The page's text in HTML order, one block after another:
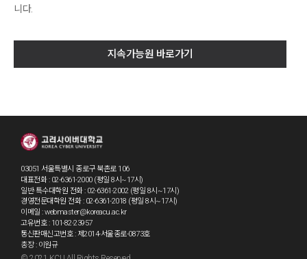
니다.
지속가능원 바로가기
03051 서울특별시 종로구 북촌로 106
대표전화 : 02-6361-2000 (평일 8시~17시)
일반·특수대학원 전화 : 02-6361-2002 (평일 8시~17시)
경영전문대학원 전화 : 02-6361-2018 (평일 8시~17시)
이메일 : webmaster@koreacu.ac.kr
고유번호 : 101-82-23957
통신판매신고번호 : 제2014-서울종로-0873호
총장 : 이원규